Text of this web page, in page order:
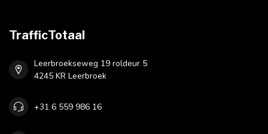
TrafficTotaal
Leerbroekseweg 19 roldeur 5
4245 KR Leerbroek
+31 6 559 986 16